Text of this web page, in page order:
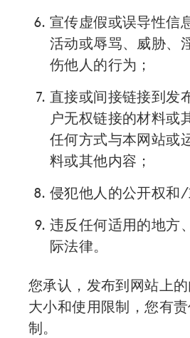
宣传虚假或误导性信
活动或辱骂、威胁、
伤他人的行为；
直接或间接链接到发
户无权链接的材料或
任何方式与本网站或
料或其他内容；
侵犯他人的公开权和
违反任何适用的地方
际法律。
您承认，发布到网站上
大小和使用限制，您有
制。